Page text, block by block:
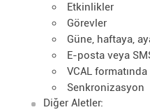
Etkinlikler
Görevler
Güne, haftaya,
E-posta veya
VCAL
Senkronizasyon
Diğer Aletler: